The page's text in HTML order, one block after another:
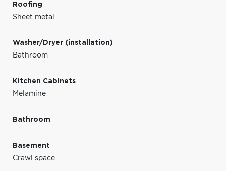
Roofing
Sheet metal
Washer/Dryer (installation)
Bathroom
Kitchen Cabinets
Melamine
Bathroom
Basement
Crawl space